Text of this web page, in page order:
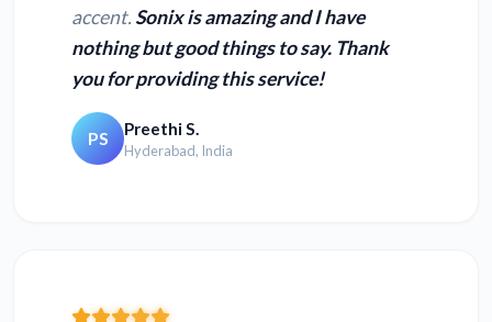
accent. Sonix is amazing and I have
nothing but good things to say. Thank
you for providing this service!
PS Preethi S.
Hyderabad, India